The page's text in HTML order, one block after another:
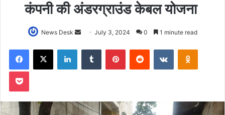
कंपनी की अंडरग्राउंड केबल योजना
News Desk
Send
email
July 3, 2024 0 1 minute read
Facebook
X LinkedInTumblr PinterestReddit VKontakte
Pocket